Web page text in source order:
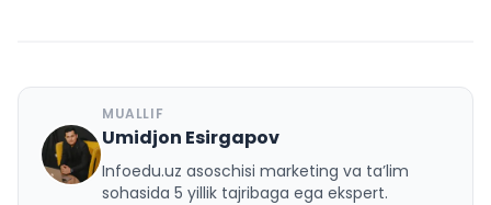
U
MUALLIF
Umidjon Esirgapov
Infoedu.uz asoschisi marketing va ta’lim
sohasida 5 yillik tajribaga ega ekspert.